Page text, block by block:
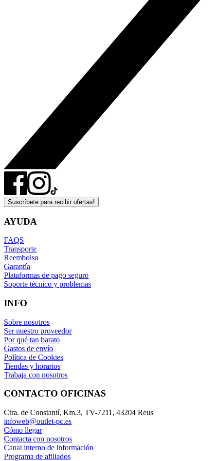
Suscríbete para recibir ofertas!
AYUDA
FAQS
Transporte
Reembolso
Garantía
Plataformas de pago seguro
Soporte técnico y problemas
INFO
Sobre nosotros
Ser nuestro proveedor
Por qué tan barato
Gastos de envío
Política de Cookies
Tiendas y horarios
Trabaja con nosotros
CONTACTO OFICINAS
Ctra. de Constantí, Km.3, TV-7211, 43204 Reus
infoweb@outlet-pc.es
Cómo llegar
Contacta con nosotros
Canal interno de información
Programa de afiliados